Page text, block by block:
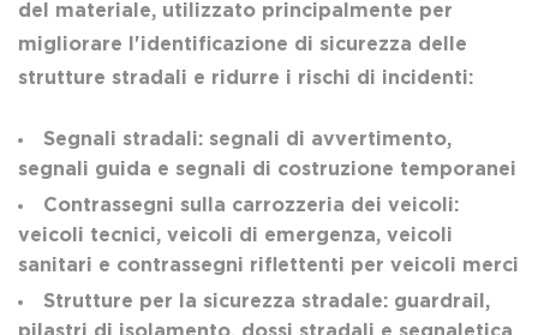
del materiale, utilizzato principalmente per
migliorare l'identificazione di sicurezza delle
strutture stradali e ridurre i rischi di incidenti:
Segnali stradali: segnali di avvertimento,
segnali guida e segnali di costruzione temporanei
Contrassegni sulla carrozzeria dei veicoli:
veicoli tecnici, veicoli di emergenza, veicoli
sanitari e contrassegni riflettenti per veicoli merci
Strutture per la sicurezza stradale: guardrail,